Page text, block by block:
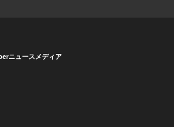
ニュースメディア